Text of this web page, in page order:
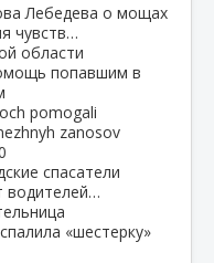
Лебедева о мощах
чувств…
области
попавшим в
спасатели
водителей…
«шестерку»